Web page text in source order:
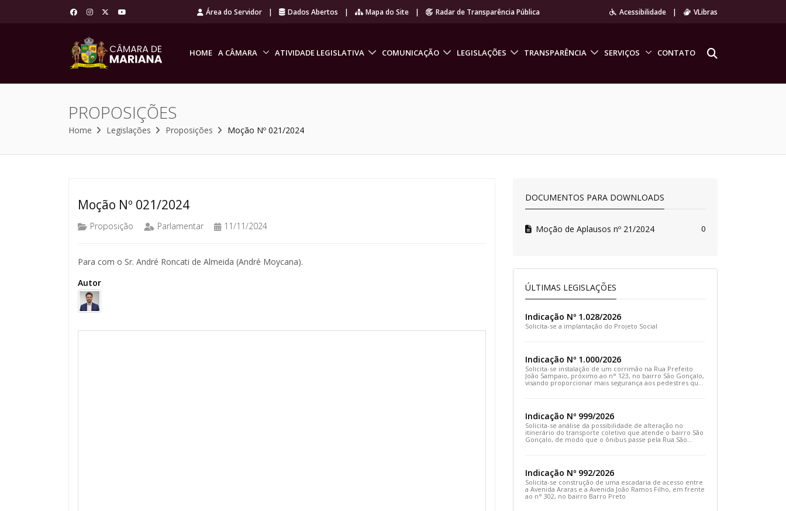
Área do Servidor | Dados Abertos | Mapa do Site | Radar de Transparência Pública Acessibilidade | VLibras
HOME A CÂMARA ATIVIDADE LEGISLATIVA COMUNICAÇÃO LEGISLAÇÕES TRANSPARÊNCIA SERVIÇOS CONTATO
PROPOSIÇÕES
Home Legislações Proposições Moção Nº 021/2024
Moção Nº 021/2024
Proposição Parlamentar 11/11/2024
Para com o Sr. André Roncati de Almeida (André Moycana).
Autor
DOCUMENTOS PARA DOWNLOADS
Moção de Aplausos nº 21/2024 0
ÚLTIMAS LEGISLAÇÕES
Indicação Nº 1.028/2026
Solicita-se a implantação do Projeto Social
Indicação Nº 1.000/2026
Solicita-se instalação de um corrimão na Rua Prefeito
João Sampaio, próximo ao n° 123, no bairro São Gonçalo,
visando proporcionar mais segurança aos pedestres que
Indicação Nº 999/2026
Solicita-se análise da possibilidade de alteração no
itinerário do transporte coletivo que atende o bairro São
Gonçalo, de modo que o ônibus passe pela Rua São
Indicação Nº 992/2026
Solicita-se construção de uma escadaria de acesso entre
a Avenida Araras e a Avenida João Ramos Filho, em frente
ao n° 302, no bairro Barro Preto